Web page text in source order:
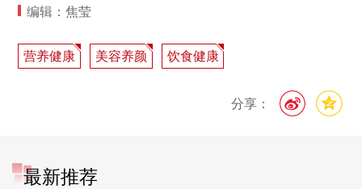
编辑：焦莹
营养健康 美容养颜 饮食健康
分享：
最新推荐